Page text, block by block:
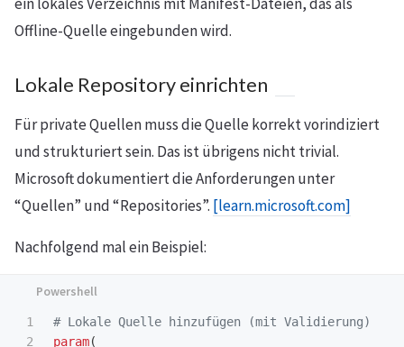
Offline-Quelle eingebunden wird.
Lokale Repository einrichten
Für private Quellen muss die Quelle korrekt vorindiziert
und strukturiert sein. Das ist übrigens nicht trivial.
Microsoft dokumentiert die Anforderungen unter
“Quellen” und “Repositories”. [learn.microsoft.com]
Nachfolgend mal ein Beispiel:
1
2
# Lokale Quelle hinzufügen (mit Validierung)
param(